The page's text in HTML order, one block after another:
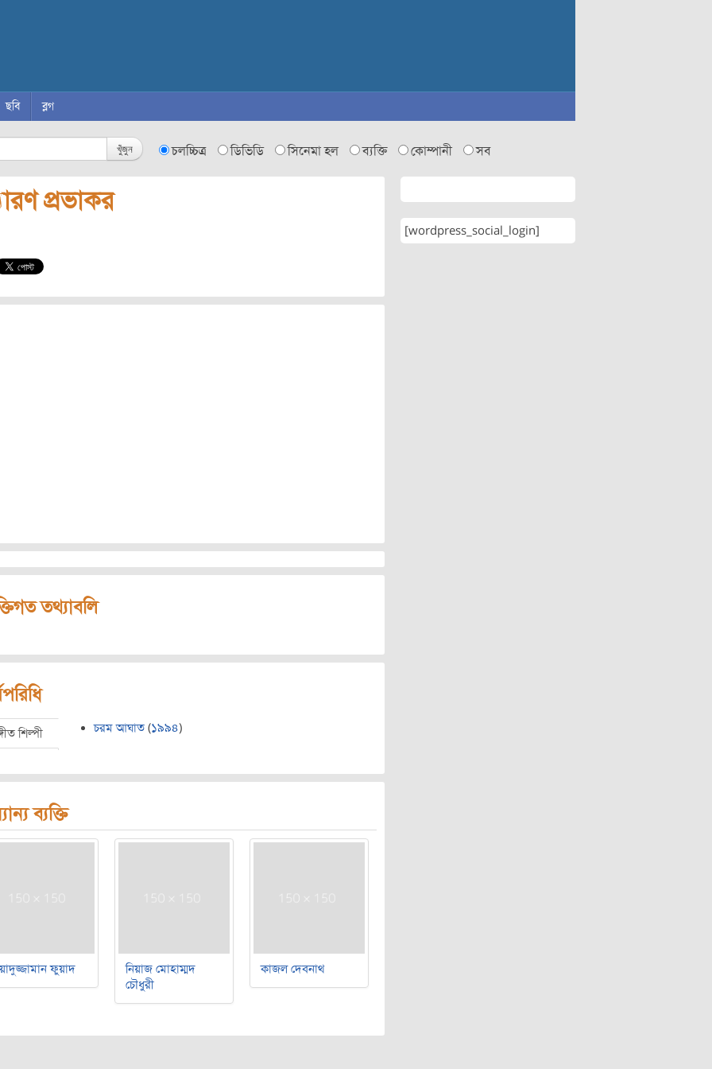
ছবি ব্লগ
খুঁজুন চলচ্চিত্র ডিভিডি সিনেমা হল ব্যক্তি কোম্পানী সব
প্রভাকর
তথ্যাবলি
শিল্পী চরম আঘাত (১৯৯৪)
ব্যক্তি
ফুয়াদ
নিয়াজ মোহাম্মদ
চৌধুরী
কাজল দেবনাথ
[wordpress_social_login]